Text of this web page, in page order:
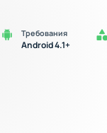
Требования
Android 4.1+